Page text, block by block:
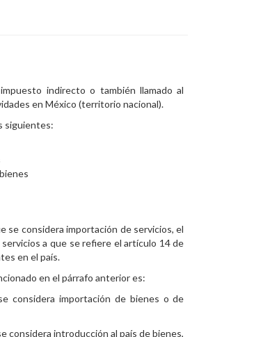
indirecto o también llamado al
en México (territorio nacional).
siguientes:
se considera importación de servicios, el
a que se refiere el artículo 14 de
en el país.
en el párrafo anterior es:
considera importación de bienes o de
considera introducción al país de bienes,